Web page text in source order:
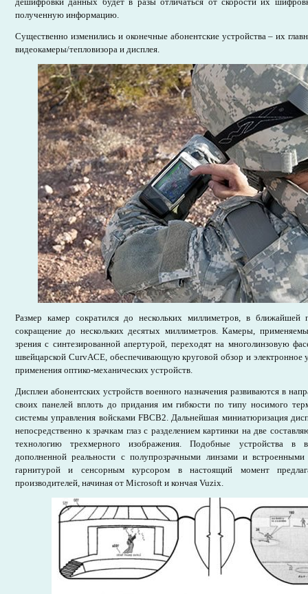
полученную информацию.
Существенно изменились и оконечные абонентские устройства – их
видеокамеры/тепловизора и дисплея.
Размер камер сократился до нескольких миллиметров, в ближайшей
сокращение до нескольких десятых миллиметров. Камеры,
зрения с синтезированной апертурой, переходят на многолинзовую
швейцарской CurvACE, обеспечивающую круговой обзор и электронное
применения оптико-механических устройств.
Дисплеи абонентских устройств военного назначения развиваются в
своих панелей вплоть до придания им гибкости по типу носимого
системы управления войсками FBCB2. Дальнейшая миниатюризация
непосредственно к зрачкам глаз с разделением картинки на две
технологию трехмерного изображения. Подобные устройства в
дополненной реальности с полупрозрачными линзами и встроенными
гарнитурой и сенсорным курсором в настоящий момент
производителей, начиная от Microsoft и кончая Vuzix.